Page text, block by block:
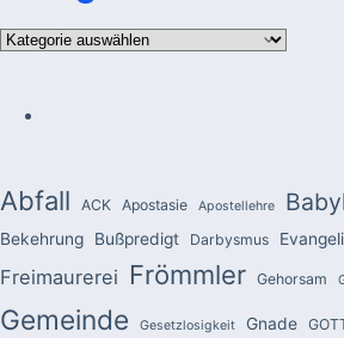
Kategorien
Abfall ACK Apostasie Apostellehre
Bekehrung Bußpredigt Darbysmus
Freimaurerei Frömmler Gehorsam
Gemeinde Gesetzlosigkeit Gnade